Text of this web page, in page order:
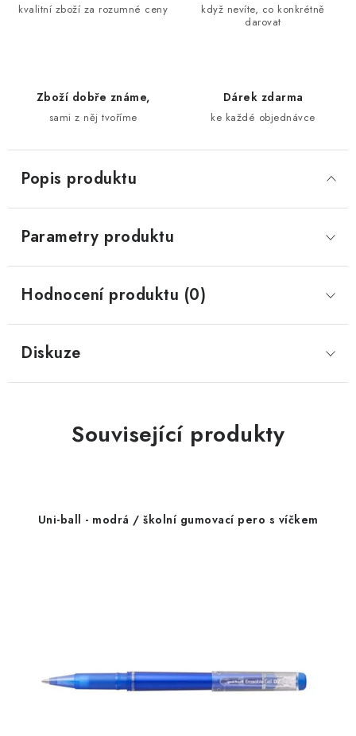
kvalitní zboží za rozumné ceny
když nevíte, co konkrétně
darovat
Zboží dobře známe,
sami z něj tvoříme
Dárek zdarma
ke každé objednávce
Popis produktu
Parametry produktu
Hodnocení produktu (0)
Diskuze
Související produkty
Uni-ball - modrá / školní gumovací pero s víčkem